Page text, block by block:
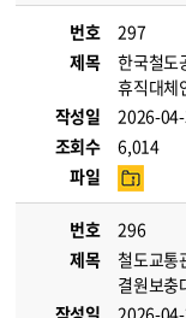
번호
297
제목
한국철도
휴직대체
작성일
2026-
조회수
6,014
파일
번호
296
제목
철도교통
결원보충
작성일
2026-